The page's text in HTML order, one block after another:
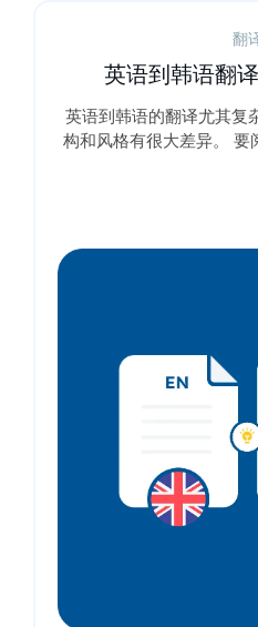
翻
英语到韩语翻
英语到韩语的翻译尤其复
构和风格有很大差异。 要